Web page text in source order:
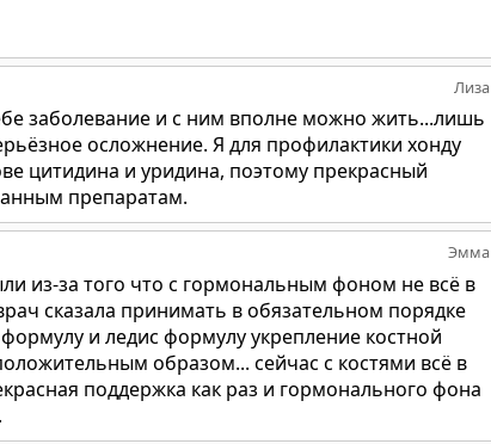
Лиза
заболевание и с ним вполне можно жить...лишь
осложнение. Я для профилактики хонду
цитидина и уридина, поэтому прекрасный
препаратам.
Эмма
из-за того что с гормональным фоном не всё в
сказала принимать в обязательном порядке
и ледис формулу укрепление костной
образом... сейчас с костями всё в
поддержка как раз и гормонального фона